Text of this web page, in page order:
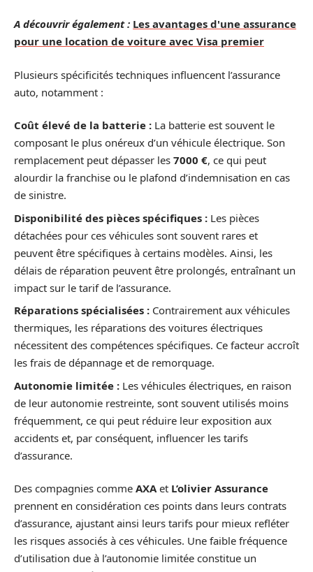
A découvrir également : Les avantages d'une assurance
pour une location de voiture avec Visa premier
Plusieurs spécificités techniques influencent l’assurance
auto, notamment :
Coût élevé de la batterie : La batterie est souvent le
composant le plus onéreux d’un véhicule électrique. Son
remplacement peut dépasser les 7000 €, ce qui peut
alourdir la franchise ou le plafond d’indemnisation en cas
de sinistre.
Disponibilité des pièces spécifiques : Les pièces
détachées pour ces véhicules sont souvent rares et
peuvent être spécifiques à certains modèles. Ainsi, les
délais de réparation peuvent être prolongés, entraînant un
impact sur le tarif de l’assurance.
Réparations spécialisées : Contrairement aux véhicules
thermiques, les réparations des voitures électriques
nécessitent des compétences spécifiques. Ce facteur accroît
les frais de dépannage et de remorquage.
Autonomie limitée : Les véhicules électriques, en raison
de leur autonomie restreinte, sont souvent utilisés moins
fréquemment, ce qui peut réduire leur exposition aux
accidents et, par conséquent, influencer les tarifs
d’assurance.
Des compagnies comme AXAet L’olivier Assurance
prennent en considération ces points dans leurs contrats
d’assurance, ajustant ainsi leurs tarifs pour mieux refléter
les risques associés à ces véhicules. Une faible fréquence
d’utilisation due à l’autonomie limitée constitue un